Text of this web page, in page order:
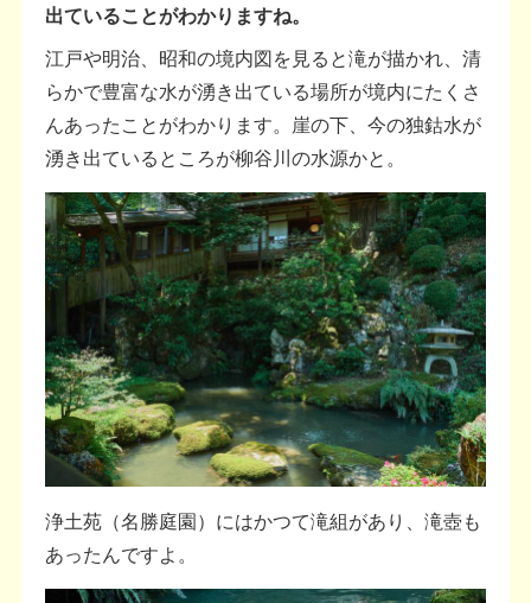
出ていることがわかりますね。
江戸や明治、昭和の境内図を見ると滝が描かれ、清
らかで豊富な水が湧き出ている場所が境内にたくさ
んあったことがわかります。崖の下、今の独鈷水が
湧き出ているところが柳谷川の水源かと。
浄土苑（名勝庭園）にはかつて滝組があり、滝壺も
あったんですよ。